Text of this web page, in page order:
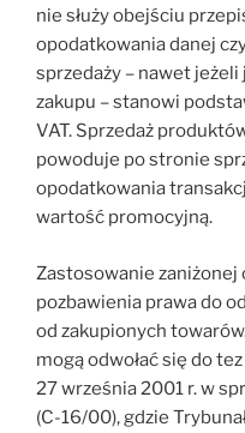
nie służy obejściu
opodatkowania danej
sprzedaży – nawet
zakupu – stanowi
VAT. Sprzedaż
powoduje po stronie
opodatkowania
wartość promocyjną.
Zastosowanie
pozbawienia prawa do
od zakupionych
mogą odwołać się do
27 września 2001 r. w
(C-16/00), gdzie